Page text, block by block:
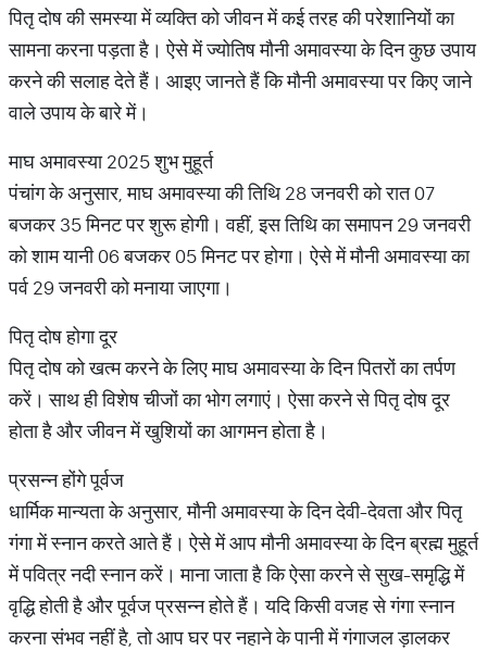
पितृ दोष की समस्या में व्यक्ति को जीवन में कई तरह की परेशानियों का
सामना करना पड़ता है। ऐसे में ज्योतिष मौनी अमावस्या के दिन कुछ उपाय
करने की सलाह देते हैं। आइए जानते हैं कि मौनी अमावस्या पर किए जाने
वाले उपाय के बारे में।
माघ अमावस्या 2025 शुभ मुहूर्त
पंचांग के अनुसार, माघ अमावस्या की तिथि 28 जनवरी को रात 07
बजकर 35 मिनट पर शुरू होगी। वहीं, इस तिथि का समापन 29 जनवरी
को शाम यानी 06 बजकर 05 मिनट पर होगा। ऐसे में मौनी अमावस्या का
पर्व 29 जनवरी को मनाया जाएगा।
पितृ दोष होगा दूर
पितृ दोष को खत्म करने के लिए माघ अमावस्या के दिन पितरों का तर्पण
करें। साथ ही विशेष चीजों का भोग लगाएं। ऐसा करने से पितृ दोष दूर
होता है और जीवन में खुशियों का आगमन होता है।
प्रसन्न होंगे पूर्वज
धार्मिक मान्यता के अनुसार, मौनी अमावस्या के दिन देवी-देवता और पितृ
गंगा में स्नान करते आते हैं। ऐसे में आप मौनी अमावस्या के दिन ब्रह्म मुहूर्त
में पवित्र नदी स्नान करें। माना जाता है कि ऐसा करने से सुख-समृद्धि में
वृद्धि होती है और पूर्वज प्रसन्न होते हैं। यदि किसी वजह से गंगा स्नान
करना संभव नहीं है, तो आप घर पर नहाने के पानी में गंगाजल ड़ालकर